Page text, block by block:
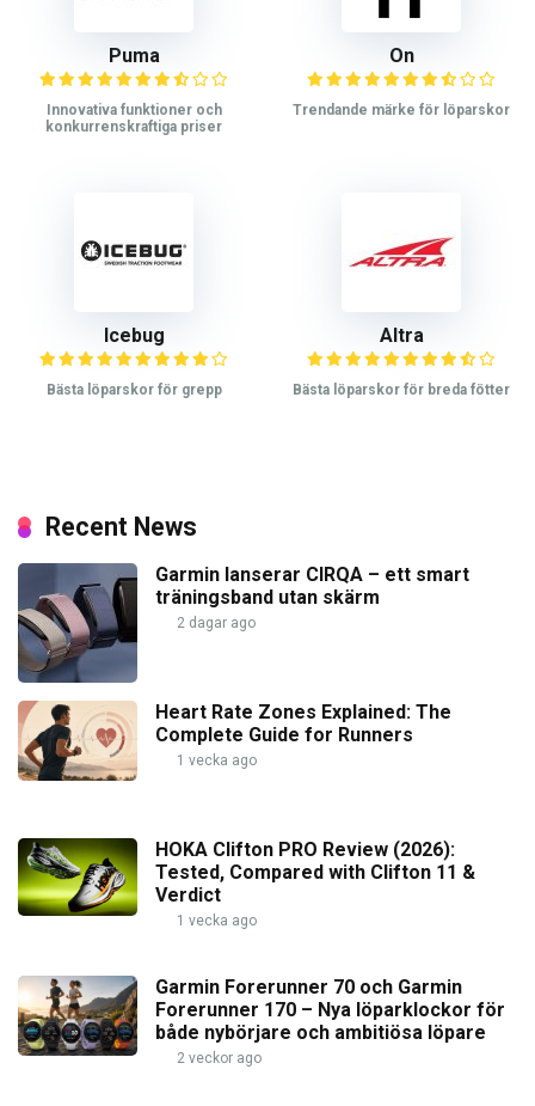
Puma
Innovativa funktioner och
konkurrenskraftiga priser
On
Trendande märke för löparskor
Icebug
Bästa löparskor för grepp
Altra
Bästa löparskor för breda fötter
Recent News
Garmin lanserar CIRQA – ett smart
träningsband utan skärm
2 dagar ago
Heart Rate Zones Explained: The
Complete Guide for Runners
1 vecka ago
HOKA Clifton PRO Review (2026):
Tested, Compared with Clifton 11 &
Verdict
1 vecka ago
Garmin Forerunner 70 och Garmin
Forerunner 170 – Nya löparklockor för
både nybörjare och ambitiösa löpare
2 veckor ago